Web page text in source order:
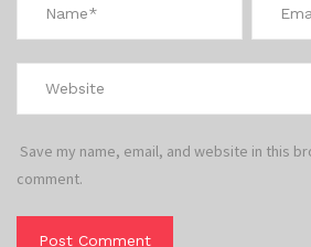
Save my name, email, and website in this
comment.